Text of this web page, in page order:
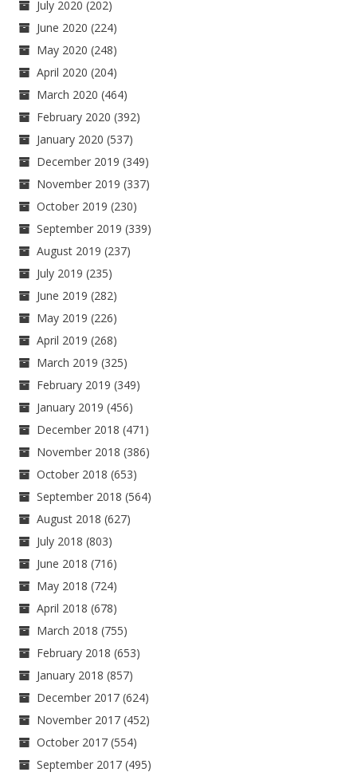
July 2020 (202)
June 2020 (224)
May 2020 (248)
April 2020 (204)
March 2020 (464)
February 2020 (392)
January 2020 (537)
December 2019 (349)
November 2019 (337)
October 2019 (230)
September 2019 (339)
August 2019 (237)
July 2019 (235)
June 2019 (282)
May 2019 (226)
April 2019 (268)
March 2019 (325)
February 2019 (349)
January 2019 (456)
December 2018 (471)
November 2018 (386)
October 2018 (653)
September 2018 (564)
August 2018 (627)
July 2018 (803)
June 2018 (716)
May 2018 (724)
April 2018 (678)
March 2018 (755)
February 2018 (653)
January 2018 (857)
December 2017 (624)
November 2017 (452)
October 2017 (554)
September 2017 (495)